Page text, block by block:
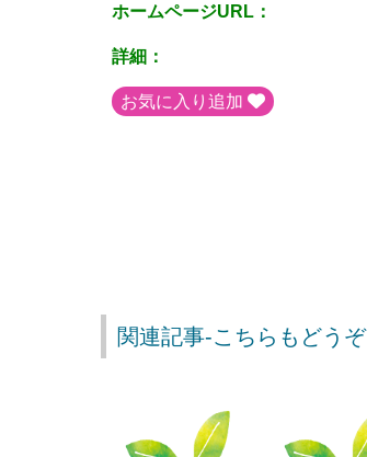
ホームページURL：
詳細：
お気に入り追加
関連記事-こちらもどうぞ